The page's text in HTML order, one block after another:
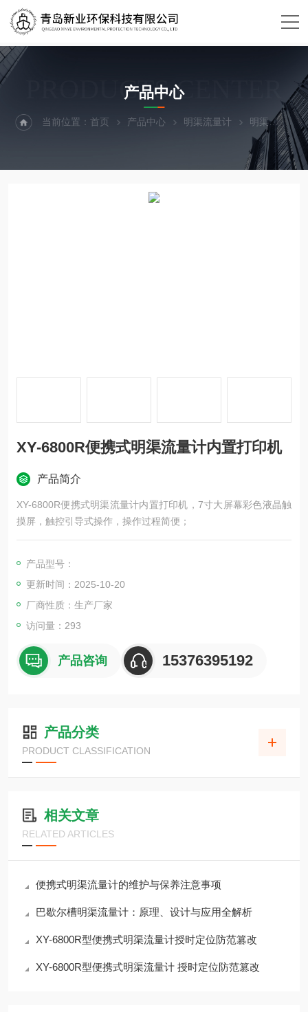
PRODUCTS CENTER
产品中心
当前位置：首页 产品中心 明渠流量计 明渠 XY-
XY-6800R便携式明渠流量计内置打印机
产品简介
XY-6800R便携式明渠流量计内置打印机，7寸大屏幕彩色液晶触
摸屏，触控引导式操作，操作过程简便；
产品型号：
更新时间：2025-10-20
厂商性质：生产厂家
访问量：293
产品咨询 15376395192
产品分类
PRODUCT CLASSIFICATION
相关文章
RELATED ARTICLES
便携式明渠流量计的维护与保养注意事项
巴歇尔槽明渠流量计：原理、设计与应用全解析
XY-6800R型便携式明渠流量计授时定位防范篡改
XY-6800R型便携式明渠流量计 授时定位防范篡改